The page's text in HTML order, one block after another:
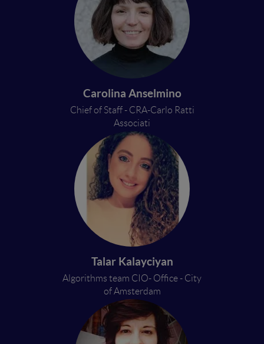
Carolina Anselmino
Chief of Staff - CRA-Carlo Ratti
Associati
Talar Kalayciyan
Algorithms team CIO- Office - City
of Amsterdam